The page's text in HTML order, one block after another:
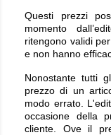
Questi prezzi
momento
ritengono validi
e non hanno
Nonostante tutti
prezzo di un
modo errato.
occasione della
cliente. Ove il